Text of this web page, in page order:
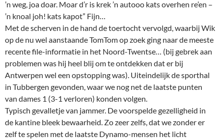
’n weg, joa doar. Moar d’r is krek ’n autooo kats overhen re’en –
’n knoal joh! kats kapot” Fijn…
Met de scherven in de hand de toertocht vervolgd, waarbij Wik
op de nu wel aanstaande TomTom op zoek ging naar de meeste
recente file-informatie in het Noord-Twentse… (bij gebrek aan
problemen was hij heel blij om te ontdekken dat er bij
Antwerpen wel een opstopping was). Uiteindelijk de sporthal
in Tubbergen gevonden, waar we nog net de laatste punten
van dames 1 (3-1 verloren) konden volgen.
Typisch gevalletje van jammer. De voorspelde gezelligheid in
de kantine bleek bewaarheid. Zo zeer zelfs, dat we zonder er
zelf te spelen met de laatste Dynamo-mensen het licht